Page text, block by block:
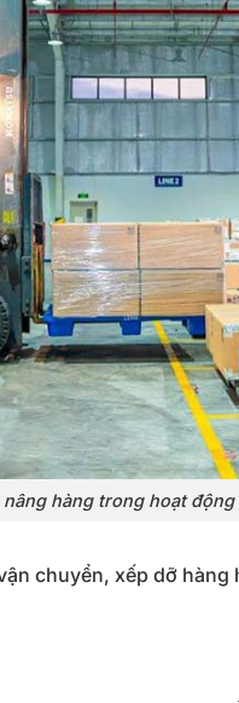
nâng hàng trong hoạt
chuyển, xếp dỡ